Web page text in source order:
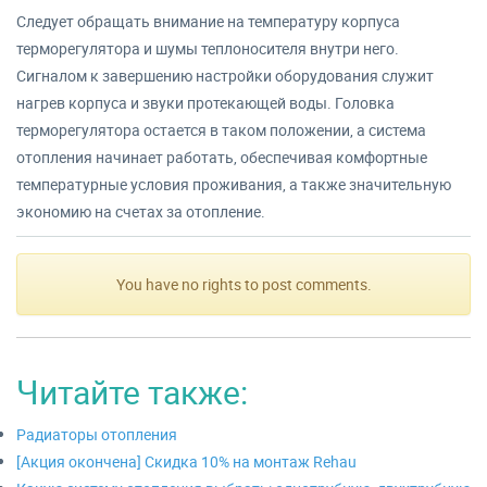
Следует обращать внимание на температуру корпуса
терморегулятора и шумы теплоносителя внутри него.
Сигналом к завершению настройки оборудования служит
нагрев корпуса и звуки протекающей воды. Головка
терморегулятора остается в таком положении, а система
отопления начинает работать, обеспечивая комфортные
температурные условия проживания, а также значительную
экономию на счетах за отопление.
You have no rights to post comments.
Читайте также:
Радиаторы отопления
[Акция окончена] Скидка 10% на монтаж Rehau